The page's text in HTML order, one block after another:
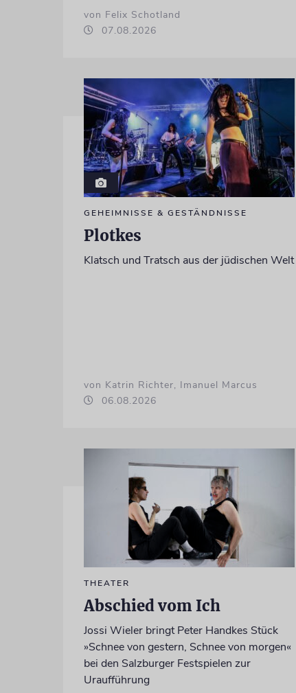
von Felix Schotland
07.08.2026
GEHEIMNISSE & GESTÄNDNISSE
Plotkes
Klatsch und Tratsch aus der jüdischen Welt
von Katrin Richter, Imanuel Marcus
06.08.2026
THEATER
Abschied vom Ich
Jossi Wieler bringt Peter Handkes Stück
»Schnee von gestern, Schnee von morgen«
bei den Salzburger Festspielen zur
Uraufführung